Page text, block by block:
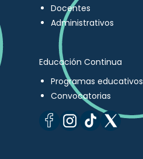
Docentes
Administrativos
Educación Continua
Programas educativos
Convocatorias